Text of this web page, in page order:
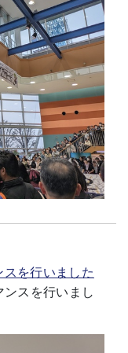
を行いました
スを行いまし